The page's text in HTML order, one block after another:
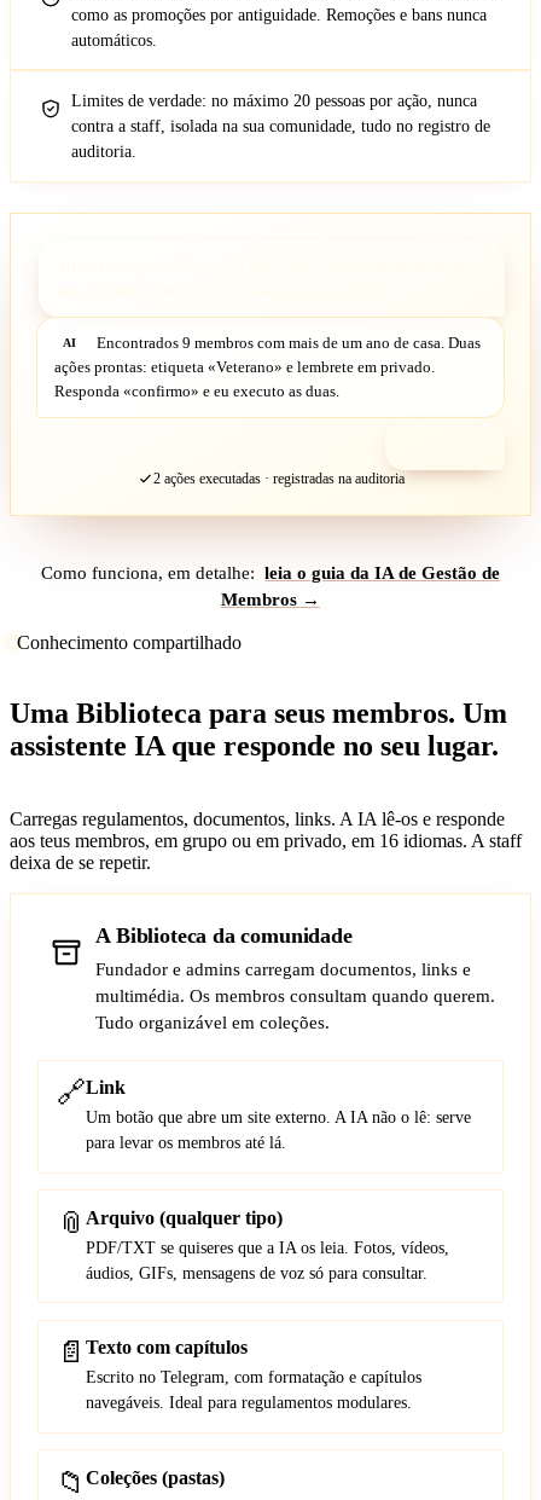
como as promoções por antiguidade. Remoções e bans nunca
automáticos.
Limites de verdade: no máximo 20 pessoas por ação, nunca
contra a staff, isolada na sua comunidade, tudo no registro de
auditoria.
AI
Encontrados 9 membros com mais de um ano de casa. Duas
ações prontas: etiqueta «Veterano» e lembrete em privado.
Responda «confirmo» e eu executo as duas.
2 ações executadas · registradas na auditoria
Como funciona, em detalhe: leia o guia da IA de Gestão de
Membros →
Conhecimento compartilhado
Uma Biblioteca para seus membros. Um
assistente IA que responde no seu lugar.
Carregas regulamentos, documentos, links. A IA lê-os e responde
aos teus membros, em grupo ou em privado, em 16 idiomas. A staff
deixa de se repetir.
A Biblioteca da comunidade
Fundador e admins carregam documentos, links e
multimédia. Os membros consultam quando querem.
Tudo organizável em coleções.
🔗Link
Um botão que abre um site externo. A IA não o lê: serve
para levar os membros até lá.
📎 Arquivo (qualquer tipo)
PDF/TXT se quiseres que a IA os leia. Fotos, vídeos,
áudios, GIFs, mensagens de voz só para consultar.
📄 Texto com capítulos
Escrito no Telegram, com formatação e capítulos
navegáveis. Ideal para regulamentos modulares.
📁 Coleções (pastas)